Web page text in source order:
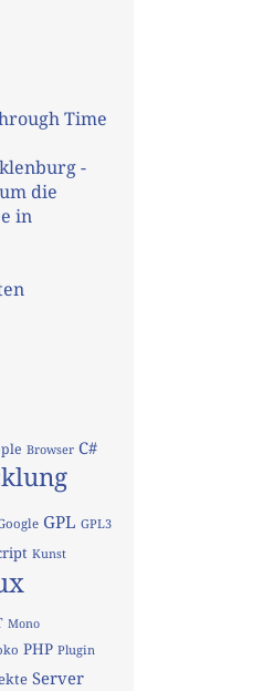
Time
-
die
in
Browser C#
GPL GPL3
Kunst
Mono
PHP Plugin
Server